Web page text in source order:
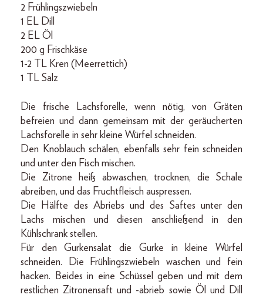
2 Frühlingszwiebeln
1 EL Dill
2 EL Öl
200 g Frischkäse
1-2 TL Kren (Meerrettich)
1 TL Salz
Die frische Lachsforelle, wenn nötig, von Gräten
befreien und dann gemeinsam mit der geräucherten
Lachsforelle in sehr kleine Würfel schneiden.
Den Knoblauch schälen, ebenfalls sehr fein schneiden
und unter den Fisch mischen.
Die Zitrone heiß abwaschen, trocknen, die Schale
abreiben, und das Fruchtfleisch auspressen.
Die Hälfte des Abriebs und des Saftes unter den
Lachs mischen und diesen anschließend in den
Kühlschrank stellen.
Für den Gurkensalat die Gurke in kleine Würfel
schneiden. Die Frühlingszwiebeln waschen und fein
hacken. Beides in eine Schüssel geben und mit dem
restlichen Zitronensaft und -abrieb sowie Öl und Dill